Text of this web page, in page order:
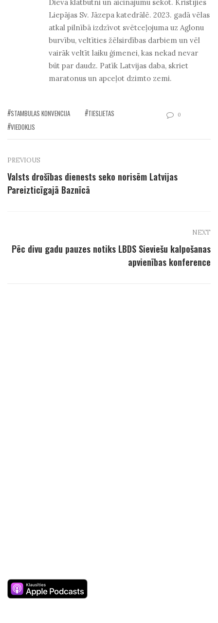
Dieva klātbūtni un aicinājumu sekot. Kristījies
Liepājas Sv. Jāzepa katedrālē. 2023. gadā vēlas
atkal pilnībā izdzīvot svētceļojuma uz Aglonu
burvību, veltīties žēlsirdības darbiem un vēl
vairāk veltīt laiku ģimenei, kas nekad nevar
būt par daudz. Patīk Latvijas daba, skriet
maratonus un apceļot dzimto zemi.
STAMBULAS KONVENCIJA
TIESLIETAS
VIEDOKLIS
0
PREVIOUS
Valsts drošības dienests seko norisēm Latvijas
Pareizticīgajā Baznīcā
NEXT
Pēc divu gadu pauzes notiks LBDS Sieviešu kalpošanas
apvienības konference